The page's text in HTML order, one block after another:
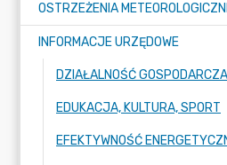
INFORMACJE URZĘDOWE
DZIAŁALNOŚĆ GOSPODARCZA
EDUKACJA, KULTURA, SPORT
EFEKTYWNOŚĆ